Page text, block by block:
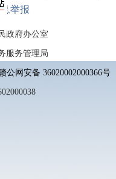
举报
政府办公室
服务管理局
公网安备 36020002000366号